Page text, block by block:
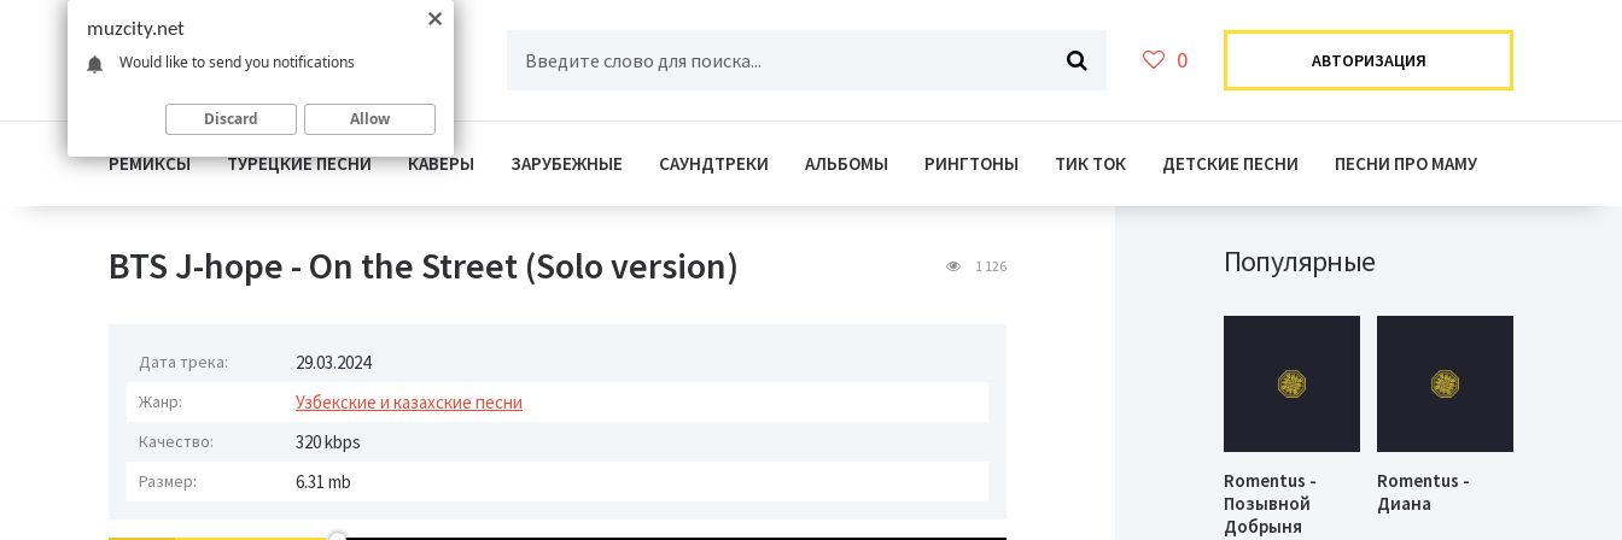
0 АВТОРИЗАЦИЯ
РЕМИКСЫ ТУРЕЦКИЕ ПЕСНИ КАВЕРЫ ЗАРУБЕЖНЫЕ САУНДТРЕКИ АЛЬБОМЫ РИНГТОНЫ ТИК ТОК ДЕТСКИЕ ПЕСНИ ПЕСНИ ПРО МАМУ
BTS J-hope - On the Street (Solo version) 1 126
Дата трека: 29.03.2024
Жанр: Узбекские и казахские песни
Качество: 320 kbps
Размер: 6.31 mb
Популярные
Romentus -
Позывной
Добрыня
Romentus -
Диана
muzcity.net
Would like to send you notifications
Discard Allow